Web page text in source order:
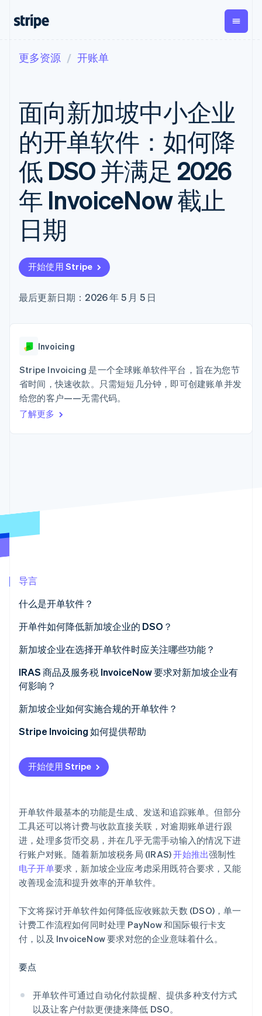
支付
在线支付
Managed
Payments
备案商家解决
方案
Payment links
无代码支付
预构建支付界
面
Elements
灵活的 UI 组件
Payment
接入 125+ 种支
付方式
线下支付
化
Link
营收
经常性收入
Metronome
按用量计费
Subscriptions
订阅管理
Invoicing
一次性或定期
Tax
销售税和增值
Stripe Sigma
自定义报告
数据同步
Global
Payouts
向第三
方打款
Crypto
钱包、
稳定币
发行和
发卡基
础设施
更多
了解未来规划
Climate
了解 Stripe 如何为 AI 构建经济基础设施。
立即观看
按企业阶段
按应用场景
智能体商务
加密货币
电子商务
嵌入式金融
财务自动化
平台
SaaS
游戏
酒店、旅游与休闲
保险
媒体与娱乐
文档
库与 SDK
Stripe Apps
指南
接受线上付款
实施预置结账流程
构建平台或交易市场
务
API 状态
学习
指南
支持
获取支持
托管支持方案
专业服务
产品路线图
Sessions 年度大会
资讯中心
联系销售
成为合作伙伴
更多资源 开账单
面向新加坡中小企业
的开单软件：如何降
低 DSO 并满足 2026
年 InvoiceNow 截止
日期
开始使用 Stripe
最后更新日期：2026 年 5 月 5 日
Invoicing
Stripe Invoicing 是一个全球账单软件平台，旨在为您节
省时间，快速收款。只需短短几分钟，即可创建账单并发
给您的客户——无需代码。
了解更多
导言
什么是开单软件？
开单件如何降低新加坡企业的 DSO？
新加坡企业在选择开单软件时应关注哪些功能？
IRAS 商品及服务税 InvoiceNow 要求对新加坡企业有
何影响？
新加坡企业如何实施合规的开单软件？
Stripe Invoicing 如何提供帮助
开始使用 Stripe
开单软件最基本的功能是生成、发送和追踪账单。但部分
工具还可以将计费与收款直接关联，对逾期账单进行跟
进，处理多货币交易，并在几乎无需手动输入的情况下进
行账户对账。随着新加坡税务局 (IRAS)开始推出强制性
电子开单要求，新加坡企业应考虑采用既符合要求，又能
改善现金流和提升效率的开单软件。
下文将探讨开单软件如何降低应收账款天数 (DSO)，单一
计费工作流程如何同时处理 PayNow 和国际银行卡支
付，以及 InvoiceNow 要求对您的企业意味着什么。
要点
开单软件可通过自动化付款提醒、提供多种支付方式
以及让客户付款更便捷来降低 DSO。